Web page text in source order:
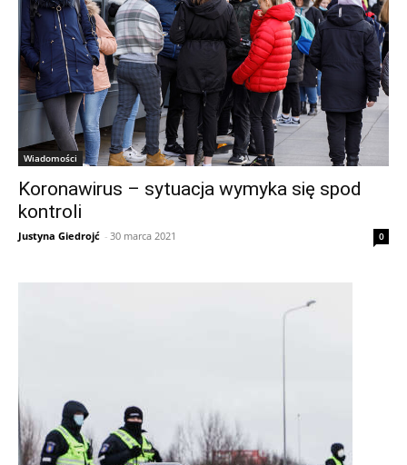
Wiadomości
Koronawirus – sytuacja wymyka się spod
kontroli
Justyna Giedrojć - 30 marca 2021 0